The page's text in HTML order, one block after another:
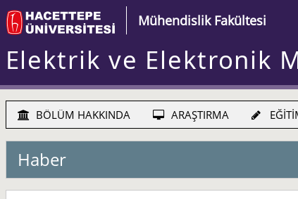
Mühendislik Fakültesi
Elektrik ve Elektronik
BÖLÜM HAKKINDA ARAŞTIRMA
Haber